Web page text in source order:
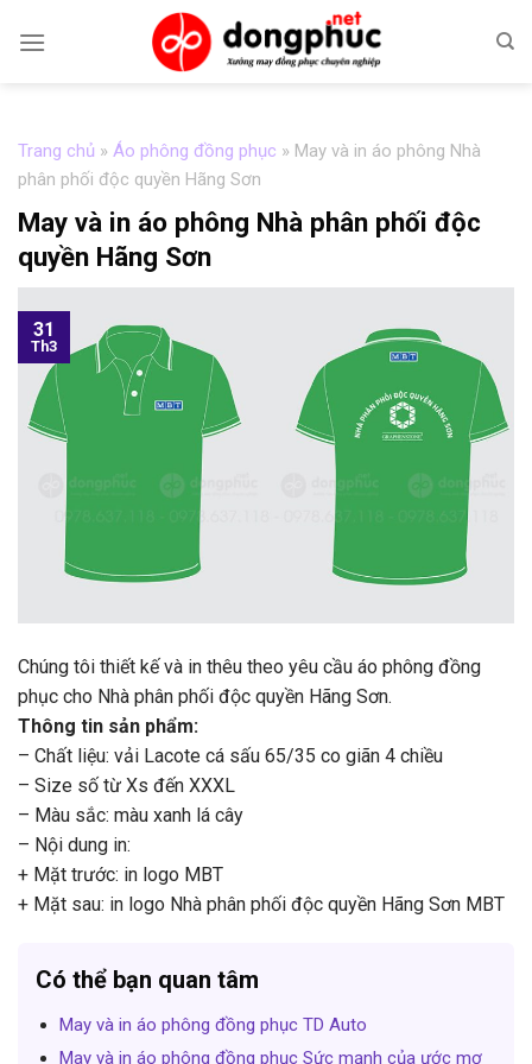
Trang chủ » Áo phông đồng phục » May và in áo phông Nhà
phân phối độc quyền Hãng Sơn
May và in áo phông Nhà phân phối độc
quyền Hãng Sơn
31
Th3
Chúng tôi thiết kế và in thêu theo yêu cầu áo phông đồng
phục cho Nhà phân phối độc quyền Hãng Sơn.
Thông tin sản phẩm:
– Chất liệu: vải Lacote cá sấu 65/35 co giãn 4 chiều
– Size số từ Xs đến XXXL
– Màu sắc: màu xanh lá cây
– Nội dung in:
+ Mặt trước: in logo MBT
+ Mặt sau: in logo Nhà phân phối độc quyền Hãng Sơn MBT
Có thể bạn quan tâm
May và in áo phông đồng phục TD Auto
May và in áo phông đồng phục Sức mạnh của ước mơ